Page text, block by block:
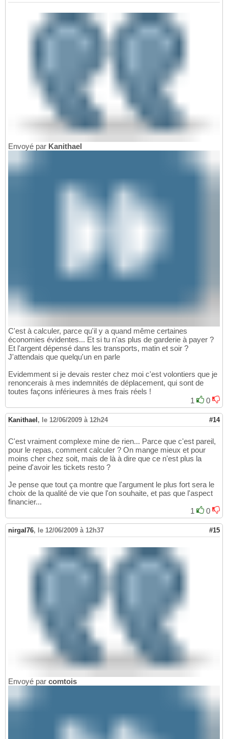
Envoyé par Kanithael
C'est à calculer, parce qu'il y a quand même certaines
économies évidentes... Et si tu n'as plus de garderie à payer ?
Et l'argent dépensé dans les transports, matin et soir ?
J'attendais que quelqu'un en parle
Evidemment si je devais rester chez moi c'est volontiers que je
renoncerais à mes indemnités de déplacement, qui sont de
toutes façons inférieures à mes frais réels !
1
0
Kanithael , le 12/06/2009 à 12h24 #14
C'est vraiment complexe mine de rien... Parce que c'est pareil,
pour le repas, comment calculer ? On mange mieux et pour
moins cher chez soit, mais de là à dire que ce n'est plus la
peine d'avoir les tickets resto ?
Je pense que tout ça montre que l'argument le plus fort sera le
choix de la qualité de vie que l'on souhaite, et pas que l'aspect
financier...
1
0
nirgal76, le 12/06/2009 à 12h37 #15
Envoyé par comtois